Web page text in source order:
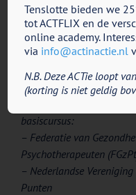
Werk jij met kinderen
verder verdiepen in
www.actinactie.nl/act-
* Voor de volledigheid
basiscursus:
– Federatie van
Psychotherapeuten
– Nederlandse
Punten
Tenslotte bieden we
tot ACTFLIX en de
online academy.
via info@actinactie.nl
N.B. Deze ACTie loopt
(korting is niet geldig